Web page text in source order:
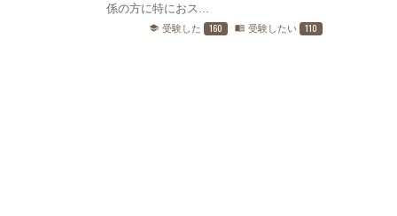
係の方に特におス...
school 受験した 160 menu_book 受験したい 110